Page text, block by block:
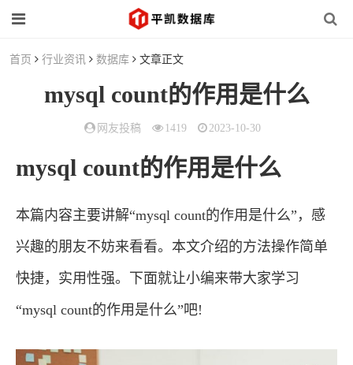
首页 行业资讯 数据库 文章正文
mysql count的作用是什么
网友投稿 1419 2023-10-30
mysql count的作用是什么
本篇内容主要讲解“mysql count的作用是什么”，感
兴趣的朋友不妨来看看。本文介绍的方法操作简单
快捷，实用性强。下面就让小编来带大家学习
“mysql count的作用是什么”吧!